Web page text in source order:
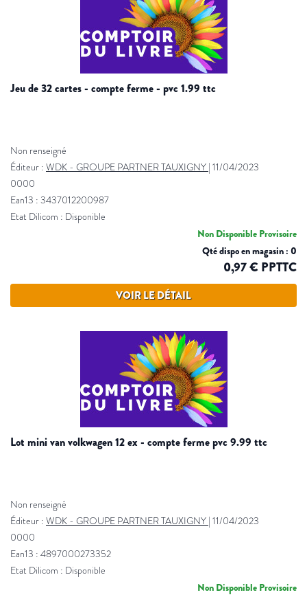
jeu de 32 cartes - compte ferme - pvc 1.99 ttc
Non renseigné
Éditeur : WDK - GROUPE PARTNER TAUXIGNY | 11/04/2023
0000
Ean13 : 3437012200987
Etat Dilicom : Disponible
Non Disponible Provisoire
Qté dispo en magasin : 0
0,97 € PPTTC
VOIR LE DÉTAIL
lot mini van volkwagen 12 ex - compte ferme pvc 9.99 ttc
Non renseigné
Éditeur : WDK - GROUPE PARTNER TAUXIGNY | 11/04/2023
0000
Ean13 : 4897000273352
Etat Dilicom : Disponible
Non Disponible Provisoire